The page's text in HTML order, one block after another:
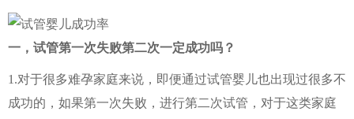
一，试管第一次失败第二次一定成功吗？
1.对于很多难孕家庭来说，即便通过试管婴儿也出现过很多不
成功的，如果第一次失败，进行第二次试管，对于这类家庭